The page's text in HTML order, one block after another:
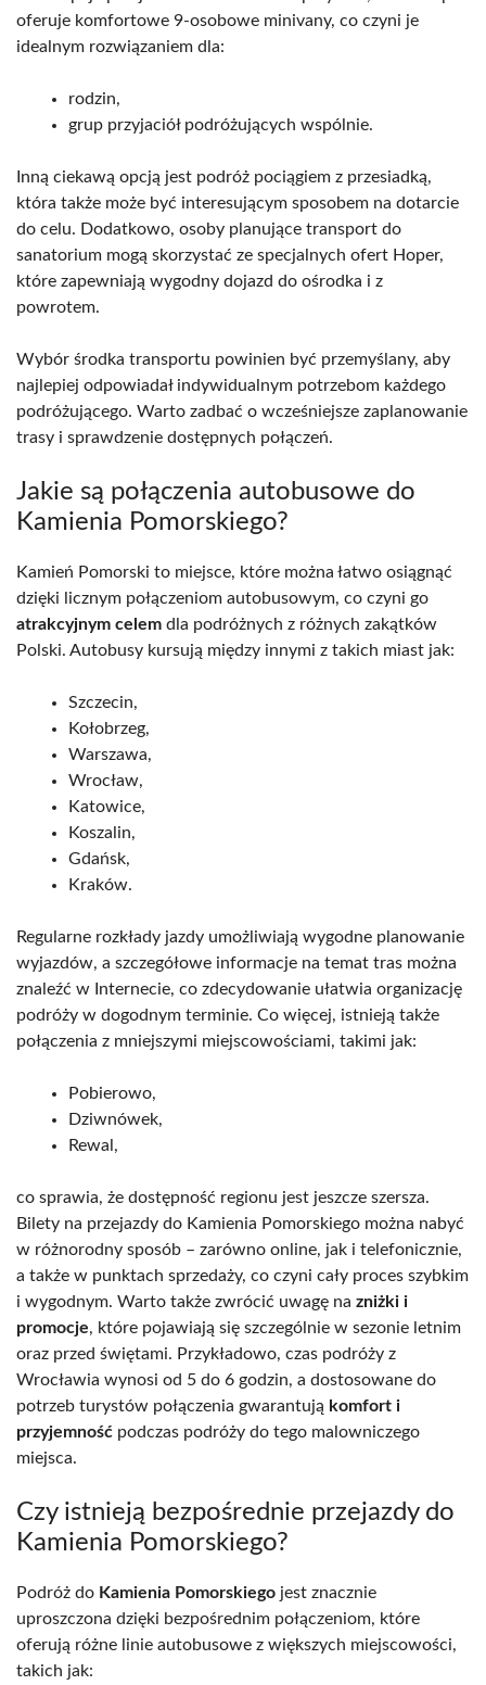
oferuje komfortowe 9-osobowe minivany, co czyni je
idealnym rozwiązaniem dla:
rodzin,
grup przyjaciół podróżujących wspólnie.
Inną ciekawą opcją jest podróż pociągiem z przesiadką,
która także może być interesującym sposobem na dotarcie
do celu. Dodatkowo, osoby planujące transport do
sanatorium mogą skorzystać ze specjalnych ofert Hoper,
które zapewniają wygodny dojazd do ośrodka i z
powrotem.
Wybór środka transportu powinien być przemyślany, aby
najlepiej odpowiadał indywidualnym potrzebom każdego
podróżującego. Warto zadbać o wcześniejsze zaplanowanie
trasy i sprawdzenie dostępnych połączeń.
Jakie są połączenia autobusowe do
Kamienia Pomorskiego?
Kamień Pomorski to miejsce, które można łatwo osiągnąć
dzięki licznym połączeniom autobusowym, co czyni go
atrakcyjnym celem dla podróżnych z różnych zakątków
Polski. Autobusy kursują między innymi z takich miast jak:
Szczecin,
Kołobrzeg,
Warszawa,
Wrocław,
Katowice,
Koszalin,
Gdańsk,
Kraków.
Regularne rozkłady jazdy umożliwiają wygodne planowanie
wyjazdów, a szczegółowe informacje na temat tras można
znaleźć w Internecie, co zdecydowanie ułatwia organizację
podróży w dogodnym terminie. Co więcej, istnieją także
połączenia z mniejszymi miejscowościami, takimi jak:
Pobierowo,
Dziwnówek,
Rewal,
co sprawia, że dostępność regionu jest jeszcze szersza.
Bilety na przejazdy do Kamienia Pomorskiego można nabyć
w różnorodny sposób – zarówno online, jak i telefonicznie,
a także w punktach sprzedaży, co czyni cały proces szybkim
i wygodnym. Warto także zwrócić uwagę na zniżki i
promocje, które pojawiają się szczególnie w sezonie letnim
oraz przed świętami. Przykładowo, czas podróży z
Wrocławia wynosi od 5 do 6 godzin, a dostosowane do
potrzeb turystów połączenia gwarantują komfort i
przyjemność podczas podróży do tego malowniczego
miejsca.
Czy istnieją bezpośrednie przejazdy do
Kamienia Pomorskiego?
Podróż do Kamienia Pomorskiego jest znacznie
uproszczona dzięki bezpośrednim połączeniom, które
oferują różne linie autobusowe z większych miejscowości,
takich jak: